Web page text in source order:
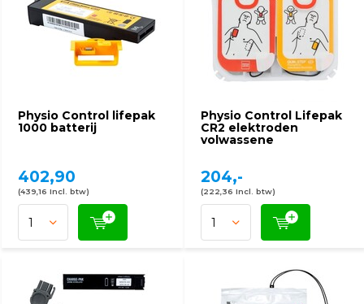
Physio Control lifepak
1000 batterij
402,90
(439,16 Incl. btw)
Physio Control Lifepak
CR2 elektroden
volwassene
204,-
(222,36 Incl. btw)